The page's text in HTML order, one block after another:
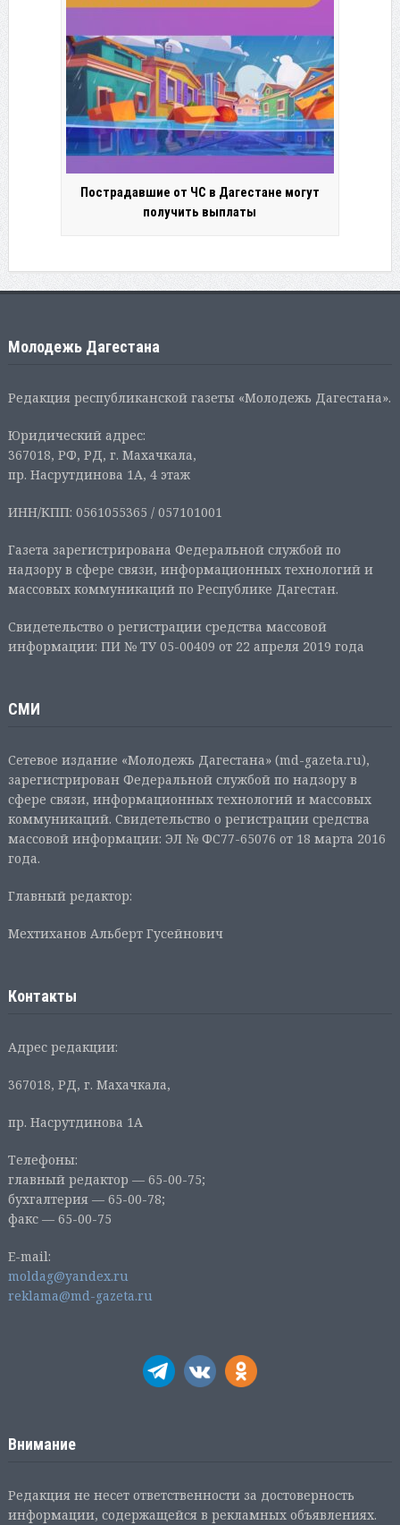
Пострадавшие от ЧС в Дагестане могут
получить выплаты
Молодежь Дагестана
Редакция республиканской газеты «Молодежь Дагестана».
Юридический адрес:
367018, РФ, РД, г. Махачкала,
пр. Насрутдинова 1А, 4 этаж
ИНН/КПП: 0561055365 / 057101001
Газета зарегистрирована Федеральной службой по
надзору в сфере связи, информационных технологий и
массовых коммуникаций по Республике Дагестан.
Свидетельство о регистрации средства массовой
информации: ПИ № ТУ 05-00409 от 22 апреля 2019 года
СМИ
Сетевое издание «Молодежь Дагестана» (md-gazeta.ru),
зарегистрирован Федеральной службой по надзору в
сфере связи, информационных технологий и массовых
коммуникаций. Свидетельство о регистрации средства
массовой информации: ЭЛ № ФС77-65076 от 18 марта 2016
года.
Главный редактор:
Мехтиханов Альберт Гусейнович
Контакты
Адрес редакции:
367018, РД, г. Махачкала,
пр. Насрутдинова 1А
Телефоны:
главный редактор — 65-00-75;
бухгалтерия — 65-00-78;
факс — 65-00-75
E-mail:
moldag@yandex.ru
reklama@md-gazeta.ru
Внимание
Редакция не несет ответственности за достоверность
информации, содержащейся в рекламных объявлениях.